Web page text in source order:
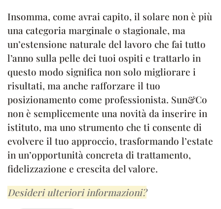
Insomma, come avrai capito, il solare non è più
una categoria marginale o stagionale, ma
un’estensione naturale del lavoro che fai tutto
l’anno sulla pelle dei tuoi ospiti e trattarlo in
questo modo significa non solo migliorare i
risultati, ma anche rafforzare il tuo
posizionamento come professionista. Sun&Co
non è semplicemente una novità da inserire in
istituto, ma uno strumento che ti consente di
evolvere il tuo approccio, trasformando l’estate
in un’opportunità concreta di trattamento,
fidelizzazione e crescita del valore.
Desideri ulteriori informazioni?